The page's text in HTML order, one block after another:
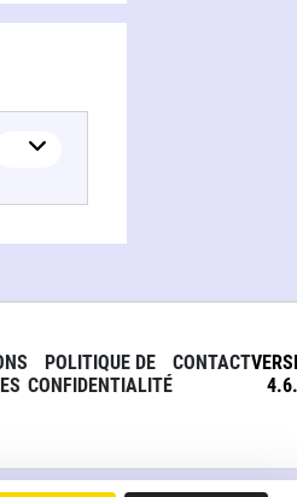
POLITIQUE DE
CONFIDENTIALITÉ
CONTACT